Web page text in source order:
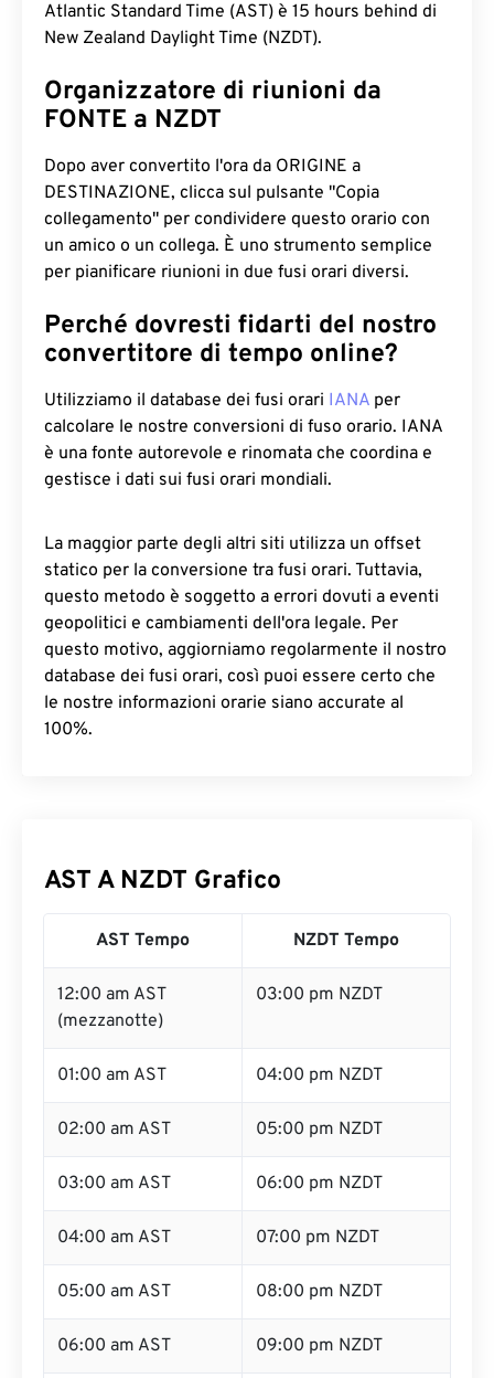
Atlantic Standard Time (AST) è 15 hours behind di
New Zealand Daylight Time (NZDT).
Organizzatore di riunioni da
FONTE a NZDT
Dopo aver convertito l'ora da ORIGINE a
DESTINAZIONE, clicca sul pulsante "Copia
collegamento" per condividere questo orario con
un amico o un collega. È uno strumento semplice
per pianificare riunioni in due fusi orari diversi.
Perché dovresti fidarti del nostro
convertitore di tempo online?
Utilizziamo il database dei fusi orari IANA per
calcolare le nostre conversioni di fuso orario. IANA
è una fonte autorevole e rinomata che coordina e
gestisce i dati sui fusi orari mondiali.
La maggior parte degli altri siti utilizza un offset
statico per la conversione tra fusi orari. Tuttavia,
questo metodo è soggetto a errori dovuti a eventi
geopolitici e cambiamenti dell'ora legale. Per
questo motivo, aggiorniamo regolarmente il nostro
database dei fusi orari, così puoi essere certo che
le nostre informazioni orarie siano accurate al
100%.
AST A NZDT Grafico
AST Tempo NZDT Tempo
12:00 am AST
(mezzanotte)
03:00 pm NZDT
01:00 am AST 04:00 pm NZDT
02:00 am AST 05:00 pm NZDT
03:00 am AST 06:00 pm NZDT
04:00 am AST 07:00 pm NZDT
05:00 am AST 08:00 pm NZDT
06:00 am AST 09:00 pm NZDT